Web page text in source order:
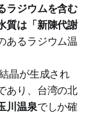
ラジウムを含む
質は「新陳代謝
あるラジウム温
晶が生成され
あり、台湾の北
川温泉でしか確